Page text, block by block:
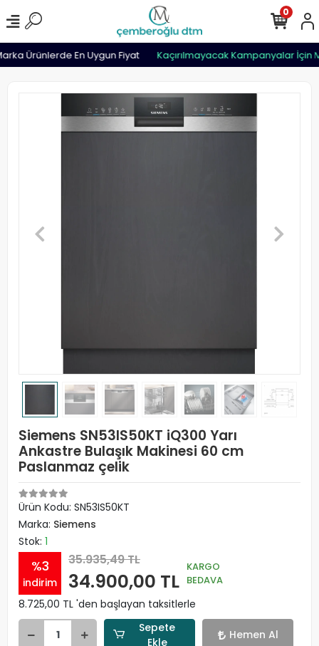
Ürünlerde En Uygun Fiyat Kaçırılmayacak Kampanyalar İçin
0
Siemens SN53IS50KT iQ300 Yarı
Ankastre Bulaşık Makinesi 60 cm
Paslanmaz çelik
Ürün Kodu: SN53IS50KT
Marka: Siemens
Stok: 1
%3
indirim
35.935,49 TL
34.900,00 TL
KARGO
BEDAVA
8.725,00 TL 'den başlayan taksitlerle
Sepete
Ekle
Hemen Al